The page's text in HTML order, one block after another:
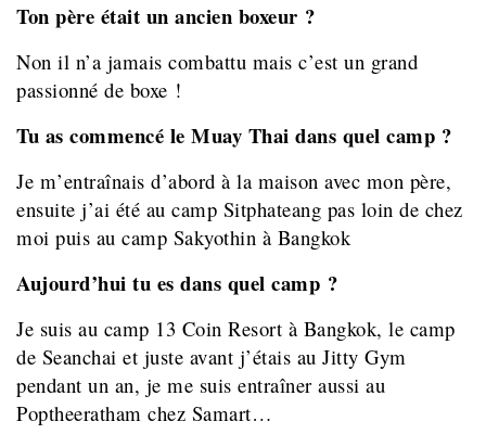
Ton père était un ancien boxeur ?
Non il n’a jamais combattu mais c’est un grand
passionné de boxe !
Tu as commencé le Muay Thai dans quel camp ?
Je m’entraînais d’abord à la maison avec mon père,
ensuite j’ai été au camp Sitphateang pas loin de chez
moi puis au camp Sakyothin à Bangkok
Aujourd’hui tu es dans quel camp ?
Je suis au camp 13 Coin Resort à Bangkok, le camp
de Seanchai et juste avant j’étais au Jitty Gym
pendant un an, je me suis entraîner aussi au
Poptheeratham chez Samart…